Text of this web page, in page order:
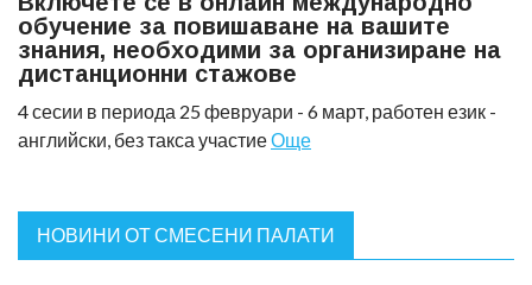
обучение за повишаване на вашите
знания, необходими за организиране на
дистанционни стажове
4 сесии в периода 25 февруари - 6 март, работен език -
английски, без такса участиеОще
НОВИНИ ОТ СМЕСЕНИ ПАЛАТИ